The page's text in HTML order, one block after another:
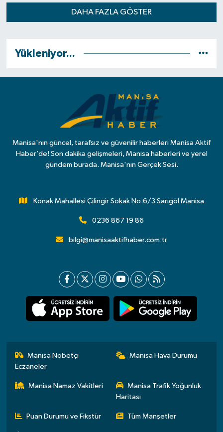
DAHA FAZLA GÖSTER
Yükleniyor...
Manisa'nın güncel, tarafsız ve güvenilir haberleri Manisa Aktif
Haber’de! Son dakika gelişmeleri, Manisa haberleri ve yerel
gündem burada. Manisa'nın Gerçek Sesi.
Konak Mahallesi Çilingir Sokak No:6/3 Sarıgöl Manisa
0236 867 19 86
bilgi@manisaaktifhaber.com.tr
Manisa Nöbetçi
Eczaneler
Manisa Hava Durumu
Manisa Namaz Vakitleri
Manisa Trafik Yoğunluk
Haritası
Puan Durumu ve Fikstür Tüm Manşetler